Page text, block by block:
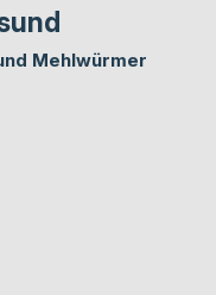
Mehlwürmer